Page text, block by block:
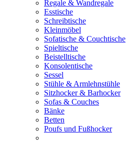
Regale & Wandregale
Esstische
Schreibtische
Kleinmöbel
Sofatische & Couchtische
Spieltische
Beistelltische
Konsolentische
Sessel
Stühle & Armlehnstühle
Sitzhocker & Barhocker
Sofas & Couches
Bänke
Betten
Poufs und Fußhocker